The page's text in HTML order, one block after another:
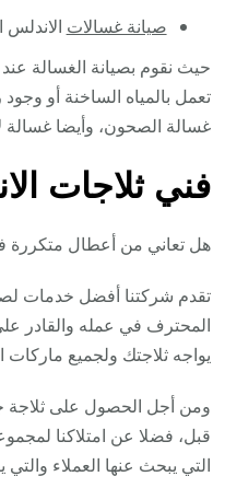
صيانة غسالات الاندلس
حيث نقوم بصيانة الغسالة
تعمل بالمياه الساخنة أو
غسالة الصحون، وأيضا
فني ثلاجات
هل تعاني من أعطال متكررة
تقدم شركتنا أفضل خدمات
المحترف في عمله والقادر
يواجه ثلاجتك ولجميع ماركات
ومن أجل الحصول على ثلاجة
قبل، فضلا عن امتلاكنا
التي يبحث عنها العملاء